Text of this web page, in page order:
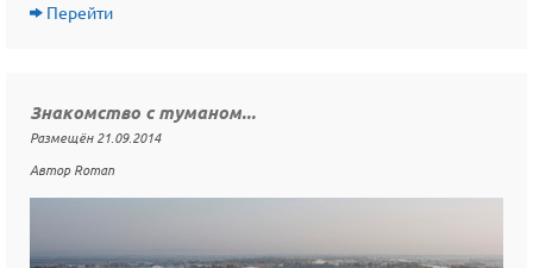
Перейти
Знакомство с туманом...
Размещён 21.09.2014
Автор Roman